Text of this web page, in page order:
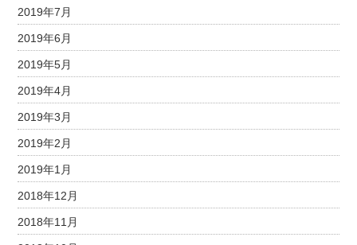
2019年7月
2019年6月
2019年5月
2019年4月
2019年3月
2019年2月
2019年1月
2018年12月
2018年11月